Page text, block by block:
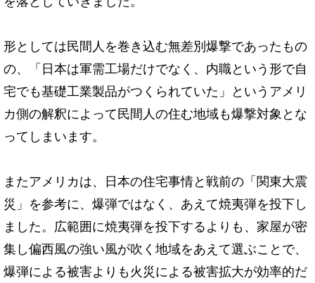
形としては民間人を巻き込む無差別爆撃であったもの
の、「日本は軍需工場だけでなく、内職という形で自
宅でも基礎工業製品がつくられていた」というアメリ
カ側の解釈によって民間人の住む地域も爆撃対象とな
ってしまいます。
またアメリカは、日本の住宅事情と戦前の「関東大震
災」を参考に、爆弾ではなく、あえて焼夷弾を投下し
ました。広範囲に焼夷弾を投下するよりも、家屋が密
集し偏西風の強い風が吹く地域をあえて選ぶことで、
爆弾による被害よりも火災による被害拡大が効率的だ